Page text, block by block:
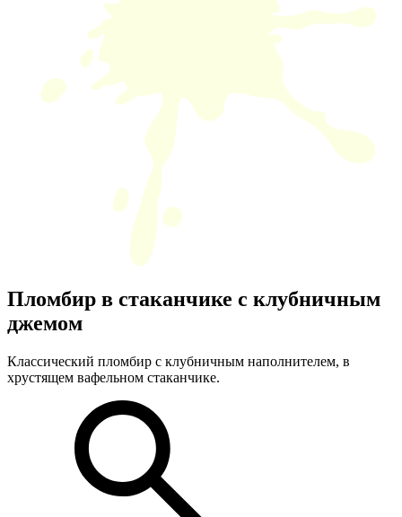
Пломбир в стаканчике с клубничным
джемом
Классический пломбир с клубничным наполнителем, в
хрустящем вафельном стаканчике.